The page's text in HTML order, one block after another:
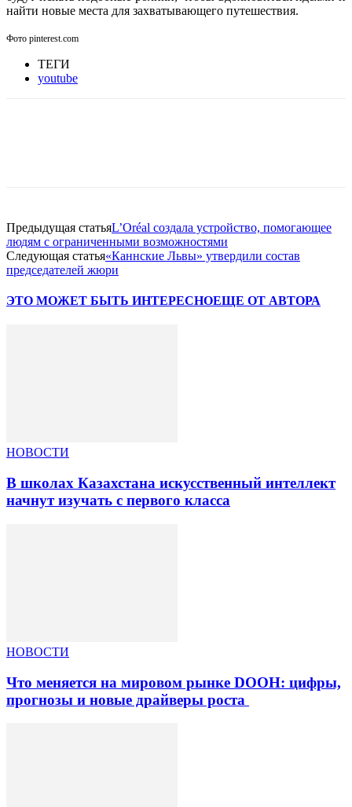
найти новые места для захватывающего путешествия.
Фото pinterest.com
ТЕГИ
youtube
Предыдущая статьяL’Oréal создала устройство, помогающее
людям с ограниченными возможностями
Следующая статья«Каннские Львы» утвердили состав
председателей жюри
ЭТО МОЖЕТ БЫТЬ ИНТЕРЕСНОЕЩЕ ОТ АВТОРА
НОВОСТИ
В школах Казахстана искусственный интеллект
начнут изучать с первого класса
НОВОСТИ
Что меняется на мировом рынке DOOH: цифры,
прогнозы и новые драйверы роста